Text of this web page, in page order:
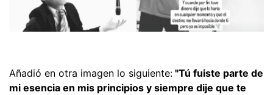
Añadió en otra imagen lo siguiente: "Tú fuiste parte de
mi esencia en mis principios y siempre dije que te